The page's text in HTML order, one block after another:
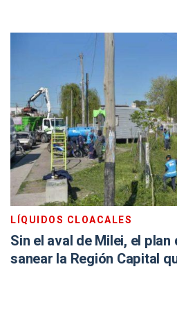
LÍQUIDOS CLOACALES
Sin el aval de Milei, el
sanear la Región Capital